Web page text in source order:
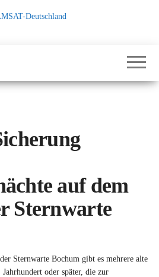
Education
auf dem
Sternwarte
Sternwarte Bochum gibt es mehrere alte
Jahrhundert oder später, die zur